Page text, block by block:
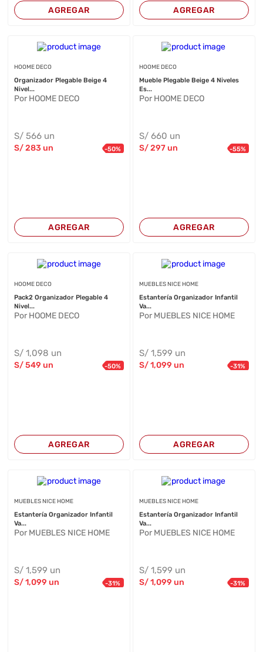
AGREGAR AGREGAR
HOOME DECO
Organizador Plegable Beige 4
Nivel...
Por HOOME DECO
S/566 un
S/283 un -50%
AGREGAR
HOOME DECO
Mueble Plegable Beige 4 Niveles
Es...
Por HOOME DECO
S/ 660 un
S/297un -55%
AGREGAR
HOOME DECO
Pack2 Organizador Plegable 4
Nivel...
Por HOOME DECO
S/1,098 un
S/549 un -50%
AGREGAR
MUEBLES NICE HOME
Estantería Organizador Infantil
Va...
Por MUEBLES NICE HOME
S/ 1,599 un
S/1,099 un -31%
AGREGAR
MUEBLES NICE HOME
Estantería Organizador Infantil
Va...
Por MUEBLES NICE HOME
S/1,599 un
S/1,099 un -31%
MUEBLES NICE HOME
Estantería Organizador Infantil
Va...
Por MUEBLES NICE HOME
S/ 1,599 un
S/1,099 un -31%